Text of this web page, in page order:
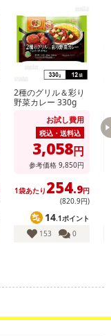
2種のグリル＆彩り
野菜カレー 330g
お試し費用
税込・送料込
3,058円
参考価格 9,850円
1袋あたり 254.9円
(820.9円)
14.1ポイント
153
0